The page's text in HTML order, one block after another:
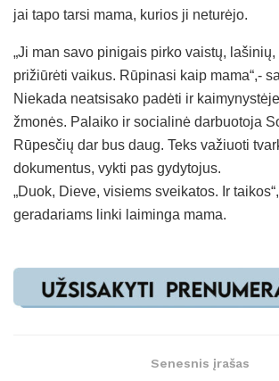
jai tapo tarsi mama, kurios ji neturėjo.
„Ji man savo pinigais pirko vaistų,
prižiūrėti vaikus. Rūpinasi kaip mama“,-
Niekada neatsisako padėti ir
žmonės. Palaiko ir socialinė darbuotoja
Rūpesčių dar bus daug. Teks važiuoti
dokumentus, vykti pas gydytojus.
„Duok, Dieve, visiems sveikatos. Ir
geradariams linki laiminga mama.
Senesnis įrašas